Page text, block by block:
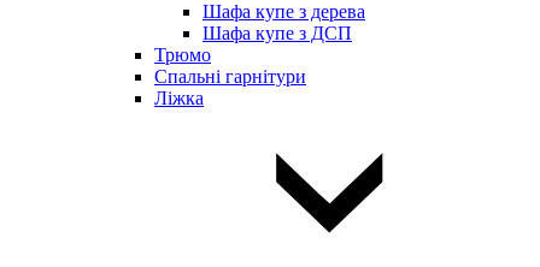
Шафа купе з дерева
Шафа купе з ДСП
Трюмо
Спальні гарнітури
Ліжка